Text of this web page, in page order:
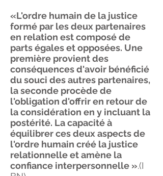
«L'ordre humain de la justice
formé par les deux partenaires
en relation est composé de
parts égales et opposées. Une
première provient des
conséquences d'avoir bénéficié
du souci des autres partenaires,
la seconde procède de
l'obligation d'offrir en retour de
la considération en y incluant la
postérité. La capacité à
équilibrer ces deux aspects de
l'ordre humain créé la justice
relationnelle et amène la
confiance interpersonnelle ».(I